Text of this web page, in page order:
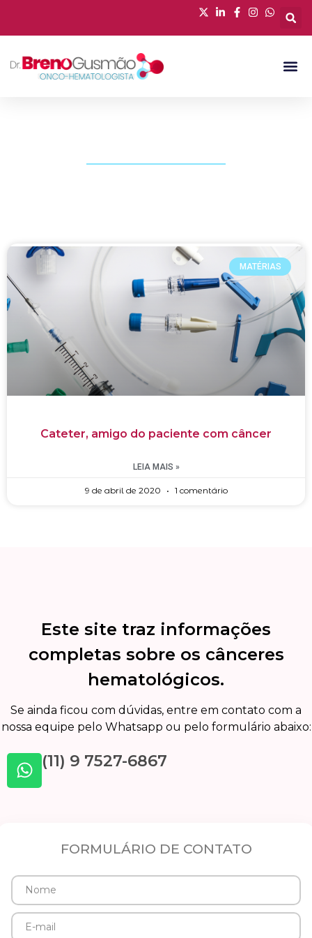
MATÉRIAS
Cateter, amigo do paciente com câncer
LEIA MAIS »
9 de abril de 2020 1 comentário
Este site traz informações
completas sobre os cânceres
hematológicos.
Se ainda ficou com dúvidas, entre em contato com a
nossa equipe pelo Whatsapp ou pelo formulário abaixo:
(11) 9 7527-6867
FORMULÁRIO DE CONTATO
Nome